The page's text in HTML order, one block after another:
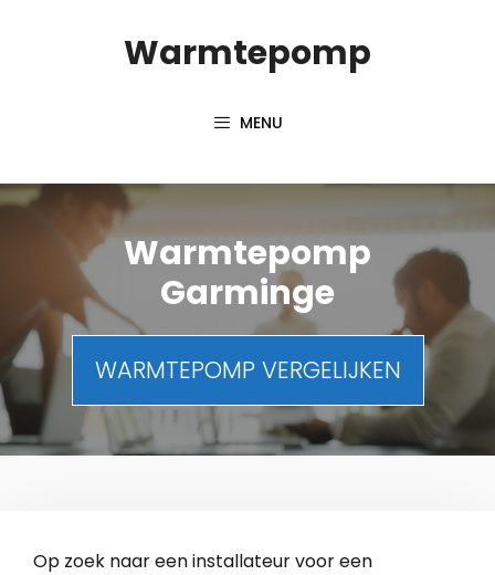
Warmtepomp
MENU
Warmtepomp
Garminge
WARMTEPOMP VERGELIJKEN
Op zoek naar een installateur voor een